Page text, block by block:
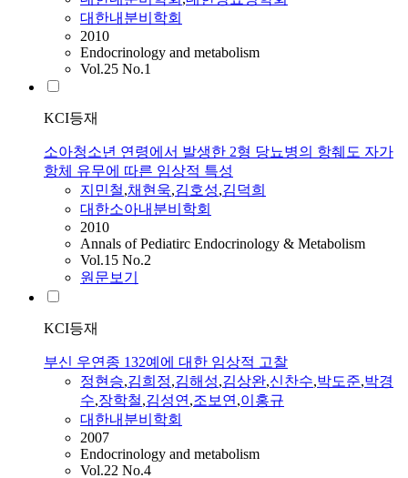
대한내분비학회
2010
Endocrinology and metabolism
Vol.25 No.1
KCI등재
소아청소년 연령에서 발생한 2형 당뇨병의 항췌도 자가
항체 유무에 따른 임상적 특성
지민철,채현욱,김호성,김덕희
대한소아내분비학회
2010
Annals of Pediatirc Endocrinology & Metabolism
Vol.15 No.2
원문보기
KCI등재
부신 우연종 132예에 대한 임상적 고찰
정현승,김희정,김해성,김상완,신찬수,박도준,박경
수,장학철,김성연,조보연,이홍규
대한내분비학회
2007
Endocrinology and metabolism
Vol.22 No.4